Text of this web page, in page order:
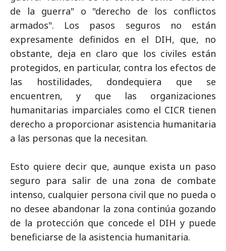
de la guerra" o "derecho de los conflictos
armados". Los pasos seguros no están
expresamente definidos en el DIH, que, no
obstante, deja en claro que los civiles están
protegidos, en particular, contra los efectos de
las hostilidades, dondequiera que se
encuentren, y que las organizaciones
humanitarias imparciales como el CICR tienen
derecho a proporcionar asistencia humanitaria
a las personas que la necesitan.
Esto quiere decir que, aunque exista un paso
seguro para salir de una zona de combate
intenso, cualquier persona civil que no pueda o
no desee abandonar la zona continúa gozando
de la protección que concede el DIH y puede
beneficiarse de la asistencia humanitaria.